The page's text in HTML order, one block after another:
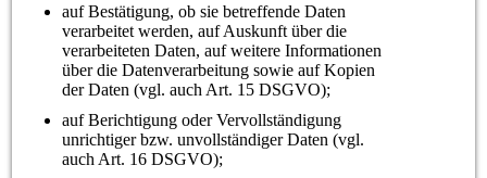
auf Bestätigung, ob sie betreffende Daten
verarbeitet werden, auf Auskunft über die
verarbeiteten Daten, auf weitere Informationen
über die Datenverarbeitung sowie auf Kopien
der Daten (vgl. auch Art. 15 DSGVO);
auf Berichtigung oder Vervollständigung
unrichtiger bzw. unvollständiger Daten (vgl.
auch Art. 16 DSGVO);